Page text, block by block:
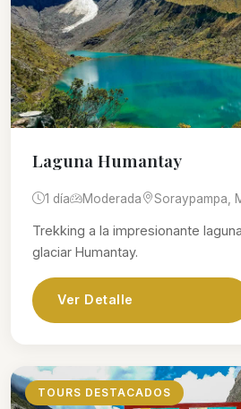
Laguna Humantay
1 día Moderada Soraypampa,
Trekking a la impresionante
glaciar Humantay.
Ver Detalle
TOURS DESTACADOS